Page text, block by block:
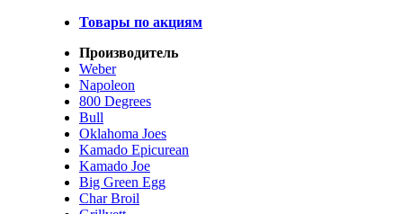
Товары по акциям
Производитель
Weber
Napoleon
800 Degrees
Bull
Oklahoma Joes
Kamado Epicurean
Kamado Joe
Big Green Egg
Char Broil